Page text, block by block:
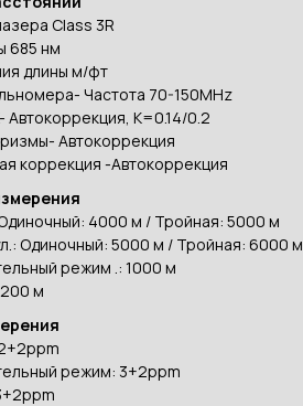
Class 3R
685 нм
длины м/фт
Частота 70-150MHz
Автокоррекция, K=0.14/0.2
Автокоррекция
коррекция -Автокоррекция
4000 м / Тройная: 5000 м
Одиночный: 5000 м / Тройная: 6000 м
режим .: 1000 м
м
режим: 3+2ppm